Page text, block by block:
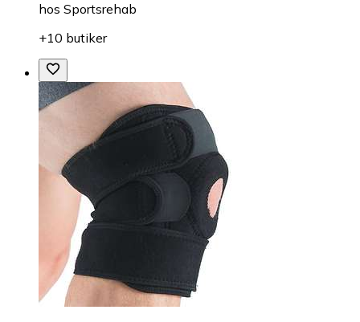
hos Sportsrehab
+10 butiker